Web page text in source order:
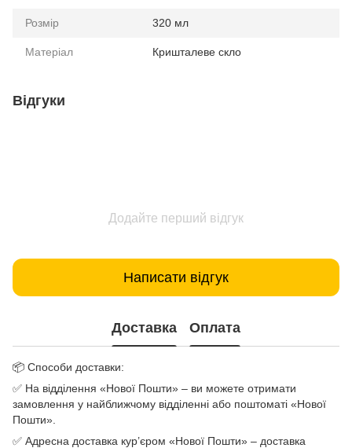
Розмір 320 мл
Матеріал Кришталеве скло
Відгуки
Додайте перший відгук
Написати відгук
Доставка Оплата
📦 Способи доставки:
✅ На відділення «Нової Пошти» – ви можете отримати
замовлення у найближчому відділенні або поштоматі «Нової
Пошти».
✅ Адресна доставка кур’єром «Нової Пошти» – доставка